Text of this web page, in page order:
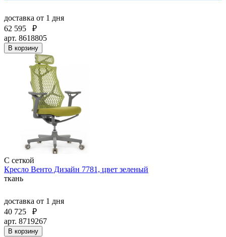
доставка от 1 дня
62 595
₽
арт. 8618805
В корзину
С сеткой
Кресло Венто Дизайн 7781, цвет зеленый
ткань
доставка от 1 дня
40 725
₽
арт. 8719267
В корзину